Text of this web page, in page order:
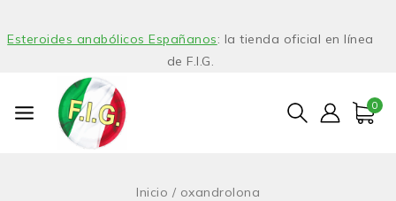
Esteroides anabólicos Españanos: la tienda oficial en línea
de F.I.G.
0
Inicio / oxandrolona